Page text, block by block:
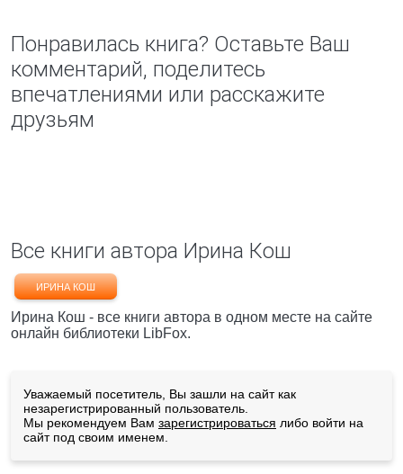
Понравилась книга? Оставьте Ваш
комментарий, поделитесь
впечатлениями или расскажите
друзьям
Все книги автора Ирина Кош
ИРИНА КОШ
Ирина Кош - все книги автора в одном месте на сайте
онлайн библиотеки LibFox.
Уважаемый посетитель, Вы зашли на сайт как
незарегистрированный пользователь.
Мы рекомендуем Вам зарегистрироваться либо войти на
сайт под своим именем.